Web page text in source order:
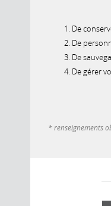
De
De
De
De gérer
* renseignements